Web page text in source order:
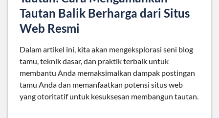
Tautan Balik Berharga dari Situs
Web Resmi
Dalam artikel ini, kita akan mengeksplorasi seni blog
tamu, teknik dasar, dan praktik terbaik untuk
membantu Anda memaksimalkan dampak postingan
tamu Anda dan memanfaatkan potensi situs web
yang otoritatif untuk kesuksesan membangun tautan.